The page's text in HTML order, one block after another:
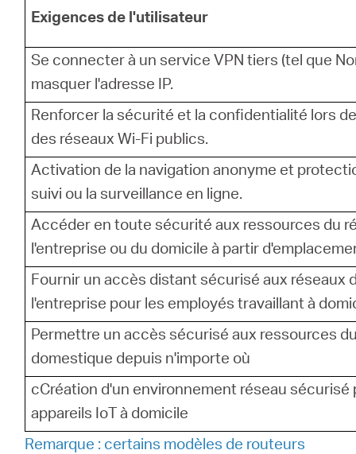
Exigences de l'utilisateur
Se connecter à un service VPN tiers (tel que
masquer l'adresse IP.
Renforcer la sécurité et la confidentialité lors
des réseaux Wi-Fi publics.
Activation de la navigation anonyme et
suivi ou la surveillance en ligne.
Accéder en toute sécurité aux ressources du
l'entreprise ou du domicile à partir
Fournir un accès distant sécurisé aux réseaux
l'entreprise pour les employés travaillant à
Permettre un accès sécurisé aux ressources
domestique depuis n'importe où
cCréation d'un environnement réseau sécurisé
appareils IoT à domicile
Remarque : certains modèles de routeurs